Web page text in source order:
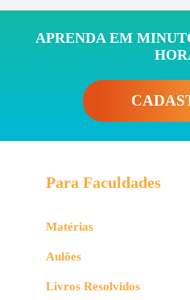
APRENDA EM
Para Faculdades
Matérias
Aulões
Livros Resolvidos